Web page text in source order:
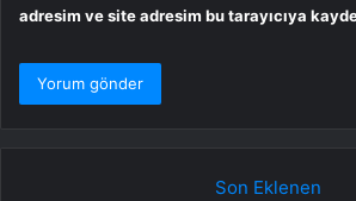
adresim ve site adresim bu tarayıcıya
Son Eklenen